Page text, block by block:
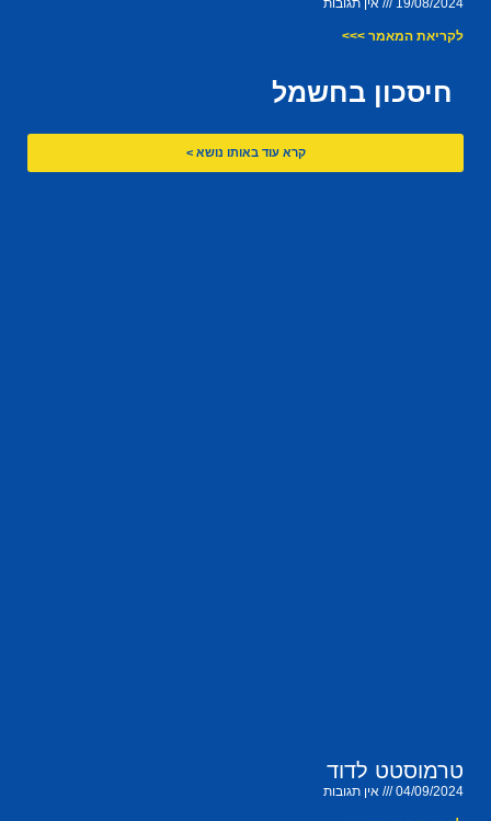
19/08/2024 אין תגובות
לקריאת המאמר >>>
חיסכון בחשמל
קרא עוד באותו נושא >
טרמוסטט לדוד
04/09/2024 אין תגובות